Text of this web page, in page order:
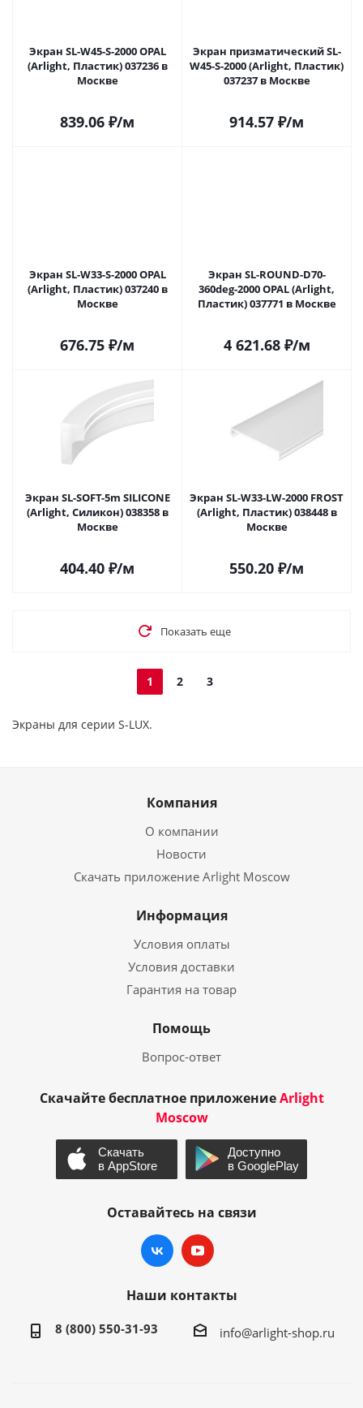
Экран SL-W45-S-2000 OPAL
(Arlight, Пластик) 037236 в
Москве
839.06 ₽/м
Экран призматический SL-
W45-S-2000 (Arlight, Пластик)
037237 в Москве
914.57 ₽/м
Экран SL-W33-S-2000 OPAL
(Arlight, Пластик) 037240 в
Москве
676.75 ₽/м
Экран SL-ROUND-D70-
360deg-2000 OPAL (Arlight,
Пластик) 037771 в Москве
4 621.68₽/м
Экран SL-SOFT-5m SILICONE
(Arlight, Силикон) 038358 в
Москве
404.40 ₽/м
Экран SL-W33-LW-2000 FROST
(Arlight, Пластик) 038448 в
Москве
550.20 ₽/м
Показать еще
1 2 3
Экраны для серии S-LUX.
Компания
О компании
Новости
Скачать приложение Arlight Moscow
Информация
Условия оплаты
Условия доставки
Гарантия на товар
Помощь
Вопрос-ответ
Скачайте бесплатное приложениеArlight
Moscow
Оставайтесь на связи
Наши контакты
8 (800) 550-31-93 info@arlight-shop.ru